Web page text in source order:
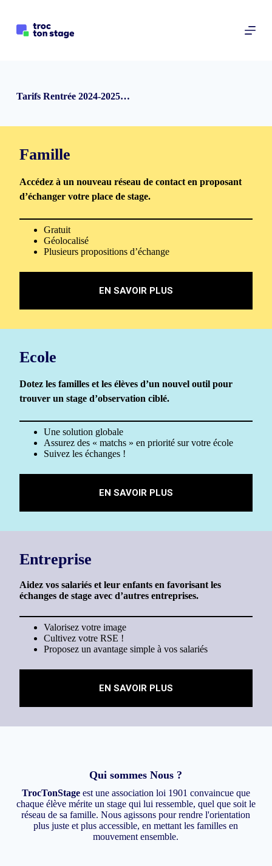
Tarifs Rentrée 2024-2025…
Famille
Accédez à un nouveau réseau de contact en proposant
d’échanger votre place de stage.
Gratuit
Géolocalisé
Plusieurs propositions d’échange
EN SAVOIR PLUS
Ecole
Dotez les familles et les élèves d’un nouvel outil pour
trouver un stage d’observation ciblé.
Une solution globale
Assurez des « matchs » en priorité sur votre école
Suivez les échanges !
EN SAVOIR PLUS
Entreprise
Aidez vos salariés et leur enfants en favorisant les
échanges de stage avec d’autres entreprises.
Valorisez votre image
Cultivez votre RSE !
Proposez un avantage simple à vos salariés
EN SAVOIR PLUS
Qui sommes Nous ?
TrocTonStageest une association loi 1901 convaincue que
chaque élève mérite un stage qui lui ressemble, quel que soit le
réseau de sa famille. Nous agissons pour rendre l'orientation
plus juste et plus accessible, en mettant les familles en
mouvement ensemble.